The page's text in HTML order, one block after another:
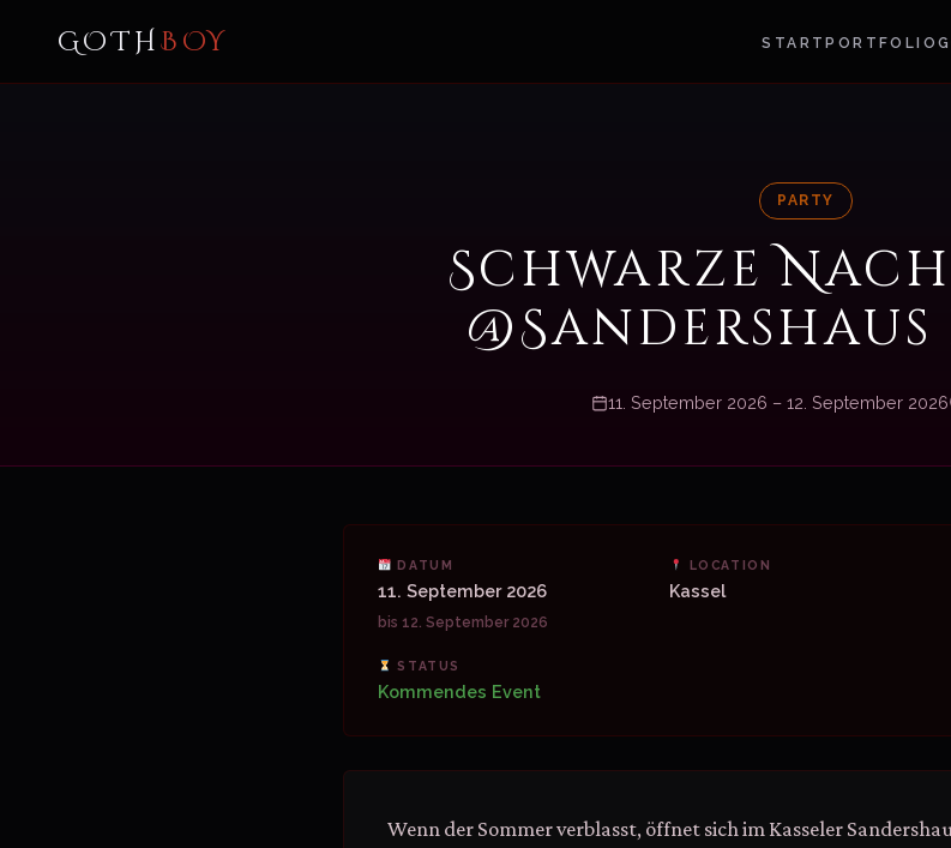
GOTHBOY START PORTFOLIO
PARTY
Schwarze
@Sandershaus
11. September 2026 – 12. September 2026
DATUM
11. September 2026
bis 12. September 2026
LOCATION
Kassel
STATUS
Kommendes Event
Wenn der Sommer verblasst, öffnet sich im Kasseler